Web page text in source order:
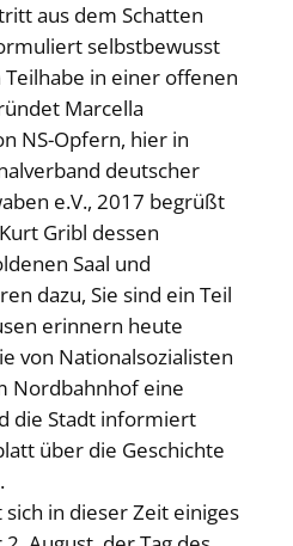
aus dem Schatten
selbstbewusst
in einer offenen
Marcella
NS-Opfern, hier in
deutscher
e.V., 2017 begrüßt
Gribl dessen
Saal und
dazu, Sie sind ein Teil
erinnern heute
von Nationalsozialisten
Nordbahnhof eine
die Stadt informiert
über die Geschichte
in dieser Zeit einiges